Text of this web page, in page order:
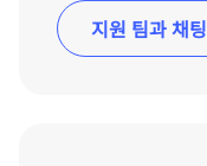
지원 팀과 채팅